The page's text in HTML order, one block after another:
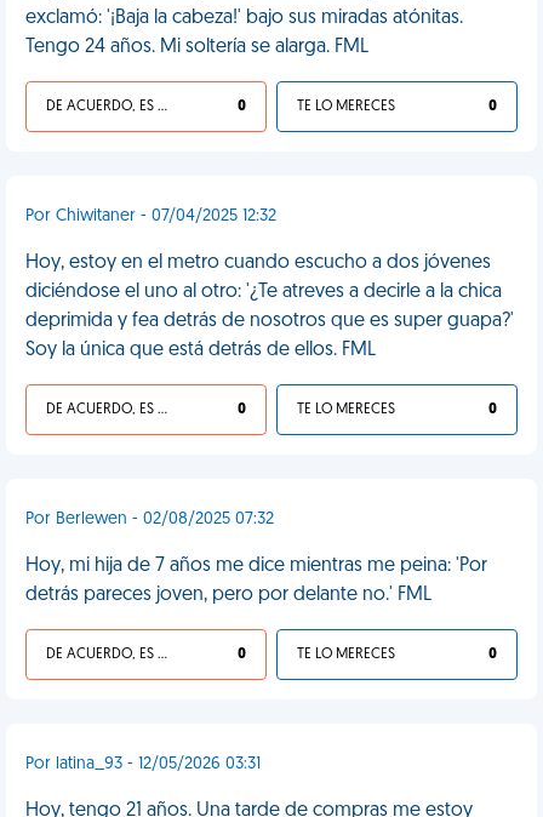
exclamó: '¡Baja la cabeza!' bajo sus miradas atónitas.
Tengo 24 años. Mi soltería se alarga. FML
DE ACUERDO, ES UNA VIDA HP 0 TE LO MERECES 0
Por Chiwitaner - 07/04/2025 12:32
Hoy, estoy en el metro cuando escucho a dos jóvenes
diciéndose el uno al otro: '¿Te atreves a decirle a la chica
deprimida y fea detrás de nosotros que es super guapa?'
Soy la única que está detrás de ellos. FML
DE ACUERDO, ES UNA VIDA HP 0 TE LO MERECES 0
Por Berlewen - 02/08/2025 07:32
Hoy, mi hija de 7 años me dice mientras me peina: 'Por
detrás pareces joven, pero por delante no.' FML
DE ACUERDO, ES UNA VIDA HP 0 TE LO MERECES 0
Por latina_93 - 12/05/2026 03:31
Hoy, tengo 21 años. Una tarde de compras me estoy